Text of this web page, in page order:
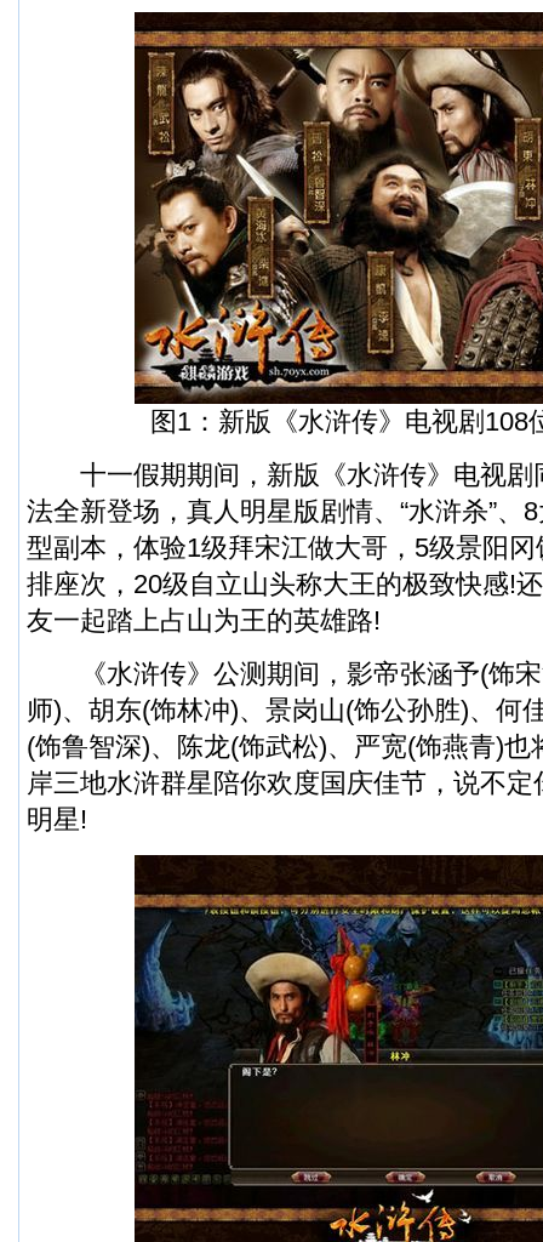
图1：新版《水浒传》电视剧108
十一假期期间，新版《水浒传》电视剧
法全新登场，真人明星版剧情、“水浒杀”、
型副本，体验1级拜宋江做大哥，5级景阳
排座次，20级自立山头称大王的极致快感!
友一起踏上占山为王的英雄路!
《水浒传》公测期间，影帝张涵予(饰宋
师)、胡东(饰林冲)、景岗山(饰公孙胜)、何
(饰鲁智深)、陈龙(饰武松)、严宽(饰燕青)也
岸三地水浒群星陪你欢度国庆佳节，说不
明星!